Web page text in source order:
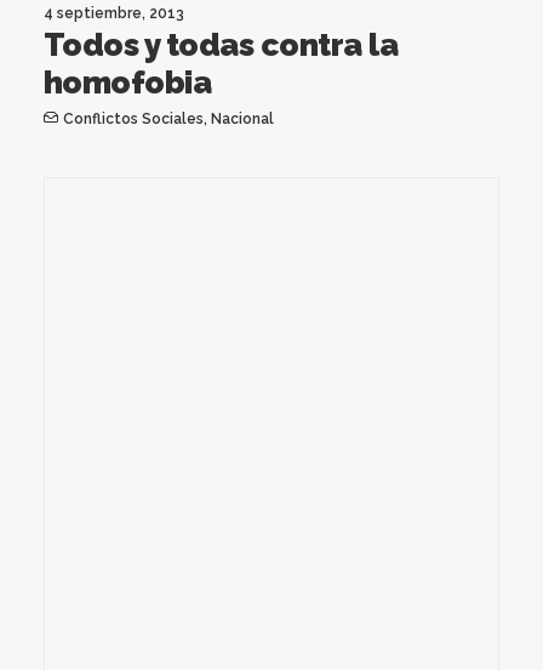
4 septiembre, 2013
Todos y todas contra la
homofobia
Conflictos Sociales, Nacional